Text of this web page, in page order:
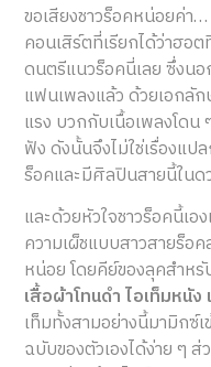
ขอเสียงชาวร็อคหน่อยค่า
คอนเสิร์ตที่เรียกได้ว่าฮอ
ดนตรีแนวร็อคนี่เลย ซึ่งน
แฟนเพลงแล้ว ด้วยเอก
แรง บวกกับเนื้อเพลงโดน
ฟัง ดังนั้นจึงไม่ใช่เรื่องแป
ร็อคและมีศิลปินสายนี้ในด
และด้วยหัวใจชาวร็อคนี้เอ
ความเผ็ชแบบสาวสายร็อ
หน่อย โดยคีย์ของลุคสำห
เสื้อผ้าโทนดำ ไอเท็มหนั
เท็มทั้งสามอย่างนี้มามิกซ์
ฉบับของตัวเองได้ง่าย ๆ